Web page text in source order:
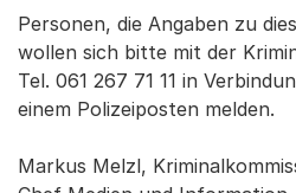
Personen, die Angaben zu
wollen sich bitte mit der
Tel. 061 267 71 11 in
einem Polizeiposten melden.
Markus Melzl,